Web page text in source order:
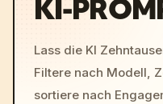
KI-
Lass die KI
Filtere nach Modell,
sortiere nach